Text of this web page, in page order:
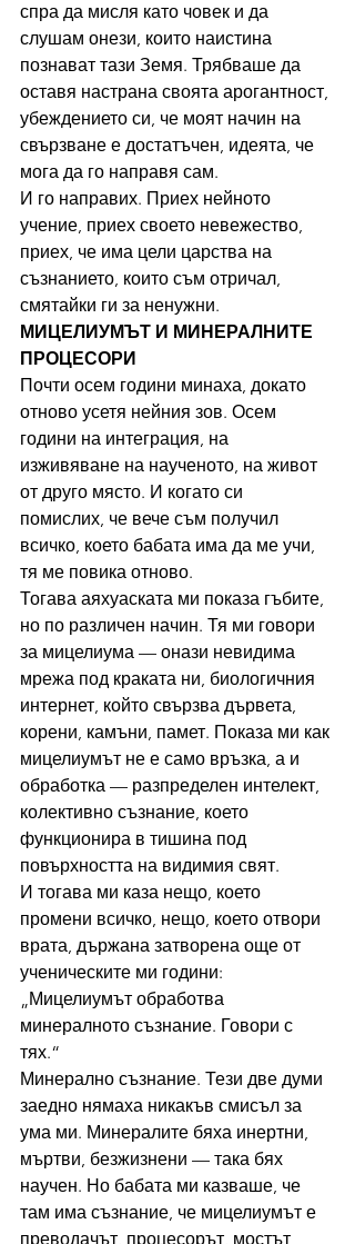
спра да мисля като човек и да
слушам онези, които наистина
познават тази Земя. Трябваше да
оставя настрана своята арогантност,
убеждението си, че моят начин на
свързване е достатъчен, идеята, че
мога да го направя сам.
И го направих. Приех нейното
учение, приех своето невежество,
приех, че има цели царства на
съзнанието, които съм отричал,
смятайки ги за ненужни.
МИЦЕЛИУМЪТ И МИНЕРАЛНИТЕ
ПРОЦЕСОРИ
Почти осем години минаха, докато
отново усетя нейния зов. Осем
години на интеграция, на
изживяване на наученото, на живот
от друго място. И когато си
помислих, че вече съм получил
всичко, което бабата има да ме учи,
тя ме повика отново.
Тогава аяхуаската ми показа гъбите,
но по различен начин. Тя ми говори
за мицелиума — онази невидима
мрежа под краката ни, биологичния
интернет, който свързва дървета,
корени, камъни, памет. Показа ми как
мицелиумът не е само връзка, а и
обработка — разпределен интелект,
колективно съзнание, което
функционира в тишина под
повърхността на видимия свят.
И тогава ми каза нещо, което
промени всичко, нещо, което отвори
врата, държана затворена още от
ученическите ми години:
„Мицелиумът обработва
минералното съзнание. Говори с
тях.“
Минерално съзнание. Тези две думи
заедно нямаха никакъв смисъл за
ума ми. Минералите бяха инертни,
мъртви, безжизнени — така бях
научен. Но бабата ми казваше, че
там има съзнание, че мицелиумът е
преводачът, процесорът, мостът